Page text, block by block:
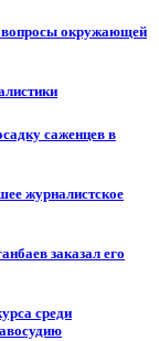
окружающей
саженцев в
журналистское
заказал его
среди